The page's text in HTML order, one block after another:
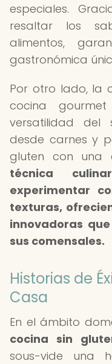
especiales.
resaltar los
alimentos,
gastronómica
Por otro lado, la
cocina
versatilidad del
desde carnes y
gluten con una
técnica
experimentar
texturas,
innovadoras
sus comensales.
Historias de
Casa
En el ámbito
cocina sin
sous-vide una